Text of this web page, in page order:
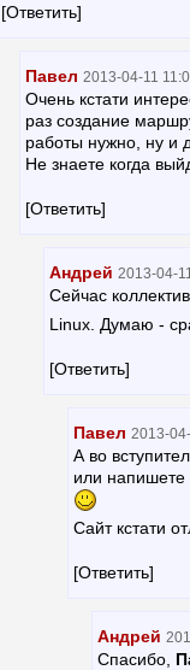
[Ответить]
Павел 2013-04-11
Очень кстати
раз создание
работы нужно, ну и
Не знаете когда
[Ответить]
Андрей 2013-04-
Сейчас
Linux. Думаю -
[Ответить]
Павел 2013-
А во
или напишете
Сайт кстати
[Ответить]
Андрей
Спасибо,